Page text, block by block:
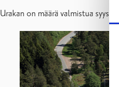
Urakan on määrä valmistua